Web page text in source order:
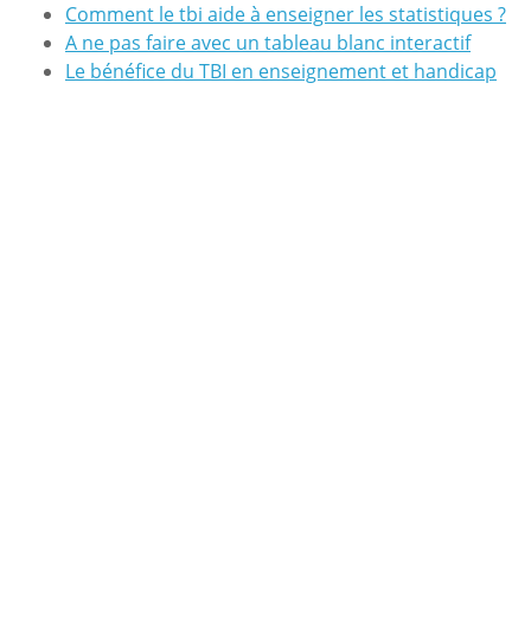
Comment le tbi aide à enseigner les statistiques ?
A ne pas faire avec un tableau blanc interactif
Le bénéfice du TBI en enseignement et handicap